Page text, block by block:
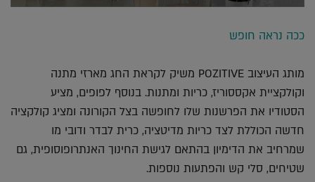
ככה נראה חופש
מותג העיצוב POZITIVE משיק לקראת החג מארזי מתנה
וקולקציית אקססוריז, כריות ומתנות. בנוסף לפופים, מציע
הסטודיו את הפרשנות שלו לחופשה בצל הקורונה ומציג קולקציה
חדשה הכוללת לצד כריות מדיטציה, כרית לבדר ודובי מו
שמרחיב את הדימיון בהתאם לגישת החינוך האנתרופוסופית, גם
שטיחים, סלי קש והפתעות נוספות.